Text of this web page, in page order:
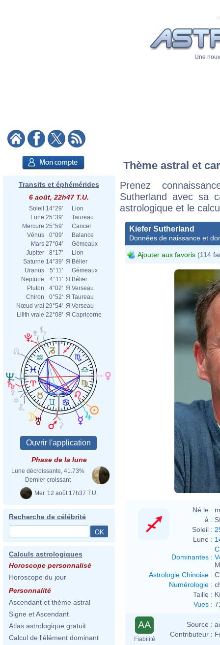
Une
Transits et éphémérides
6 août, 22h47 T.U.
Soleil 14°29'
Lion
Lune 25°39'
Taureau
Mercure 25°59'
Cancer
Vénus
0°09'
Balance
Mars 27°04'
Gémeaux
Jupiter
8°17'
Lion
Saturne 14°39' Я Bélier
Uranus
5°11'
Gémeaux
Neptune
4°11' Я Bélier
Pluton
4°02' Я Verseau
Chiron
0°52' Я Taureau
Nœud vrai 29°54' Я Verseau
Lilith vraie 22°08' Я Capricorne
Phase de la lune
Lune décroissante, 41.73%
Dernier croissant
Mer. 12 août 17h37 T.U.
Recherche de célébrité
Calculs astrologiques
Horoscope personnalisé
Horoscope du jour
Personnalité
Ascendant et thème astral
Signe et Ascendant
Atlas astrologique gratuit
Calcul de l'élément dominant
Thème astral et
Prenez
Sutherland avec sa
astrologique et le
Kiefer Sutherland
Données de naissance et
Ajouter aux favoris (114
Né le :
à :
Soleil :
Lune :
Dominantes :
Astrologie Chinoise :
Numérologie :
Taille :
Vues :
AA
Fiabilité
Source :
Contributeur :